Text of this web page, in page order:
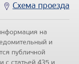
Схема проезда
на
и
публичной